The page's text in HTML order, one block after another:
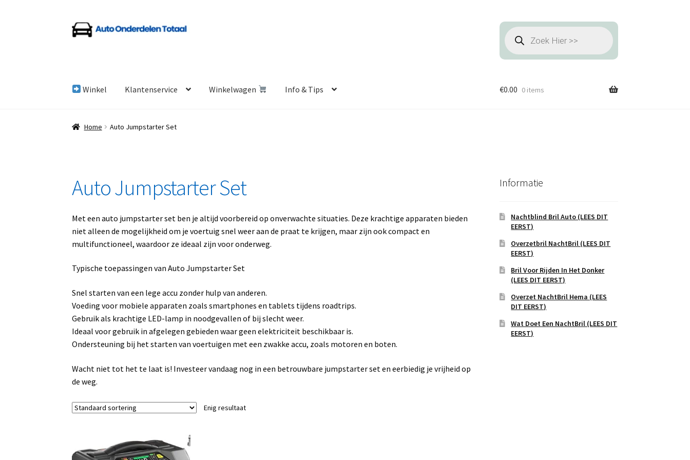
Ga
door
Ga
naar
Producten
zoeken
Winkel Klantenservice Winkelwagen Info & Tips
Home Algemene Voorwaarden
€0.00 0 items
Home Auto Jumpstarter Set
Auto Jumpstarter Set
Met een auto jumpstarter set ben je altijd voorbereid op onverwachte situaties. Deze krachtige apparaten bieden
niet alleen de mogelijkheid om je voertuig snel weer aan de praat te krijgen, maar zijn ook compact en
multifunctioneel, waardoor ze ideaal zijn voor onderweg.
Typische toepassingen van Auto Jumpstarter Set
Snel starten van een lege accu zonder hulp van anderen.
Voeding voor mobiele apparaten zoals smartphones en tablets tijdens roadtrips.
Gebruik als krachtige LED-lamp in noodgevallen of bij slecht weer.
Ideaal voor gebruik in afgelegen gebieden waar geen elektriciteit beschikbaar is.
Ondersteuning bij het starten van voertuigen met een zwakke accu, zoals motoren en boten.
Wacht niet tot het te laat is! Investeer vandaag nog in een betrouwbare jumpstarter set en eerbiedig je vrijheid op
de weg.
Enig resultaat
Informatie
Nachtblind Bril Auto (LEES DIT
EERST)
Overzetbril NachtBril (LEES DIT
EERST)
Bril Voor Rijden In Het Donker
(LEES DIT EERST)
Overzet NachtBril Hema (LEES
DIT EERST)
Wat Doet Een NachtBril (LEES DIT
EERST)